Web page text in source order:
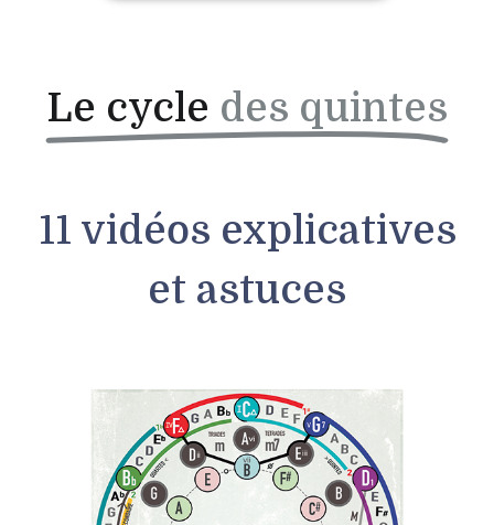
Le cycle des quintes
11 vidéos explicatives
et astuces